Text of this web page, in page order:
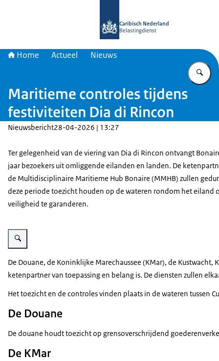
Caribisch Nederland
Belastingdienst
Home Actueel Nieuws
Maritieme controles tijdens
festiviteiten Dia di Rincon
Nieuwsbericht28-04-2026 | 13:27
Ter gelegenheid van de viering van Dia di Rincon ontvangt
jaar bezoekers uit omliggende eilanden en landen. De
de Multidisciplinaire Maritieme Hub Bonaire (MMHB) zullen
deze periode toezicht houden op de wateren rondom het eiland
veiligheid te garanderen.
Vergroot afbeelding Douane boot
De Douane, de Koninklijke Marechaussee (KMar), de
ketenpartner van toepassing en belang is. De diensten zullen
Het toezicht en de controles vinden plaats in de wateren tussen
De Douane
De douane houdt toezicht op grensoverschrijdend
De KMar